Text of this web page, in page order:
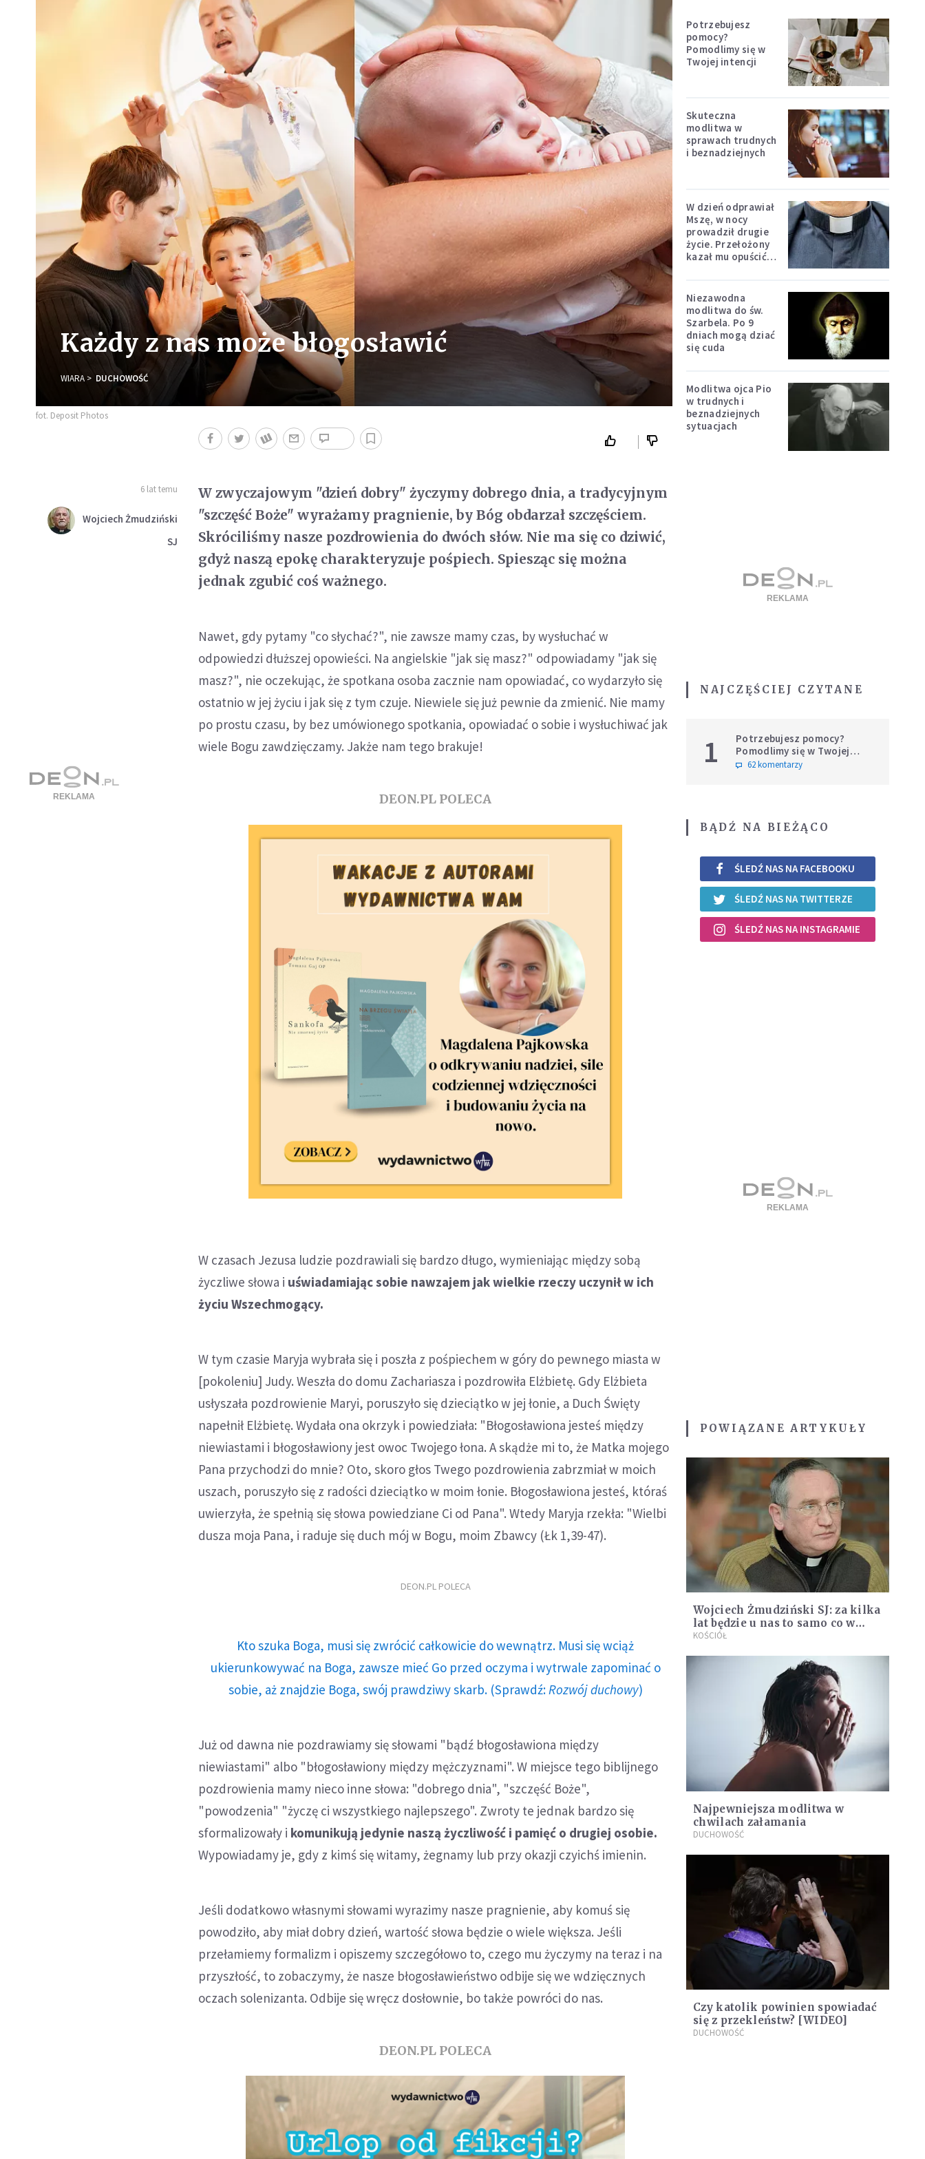
Każdy z nas może błogosławić
WIARA DUCHOWOŚĆ
fot. Deposit Photos
6 lat temu
Wojciech Żmudziński
SJ
W zwyczajowym "dzień dobry" życzymy dobrego dnia, a tradycyjnym
"szczęść Boże" wyrażamy pragnienie, by Bóg obdarzał szczęściem.
Skróciliśmy nasze pozdrowienia do dwóch słów. Nie ma się co dziwić,
gdyż naszą epokę charakteryzuje pośpiech. Spiesząc się można
jednak zgubić coś ważnego.
Nawet, gdy pytamy "co słychać?", nie zawsze mamy czas, by wysłuchać w
odpowiedzi dłuższej opowieści. Na angielskie "jak się masz?" odpowiadamy "jak się
masz?", nie oczekując, że spotkana osoba zacznie nam opowiadać, co wydarzyło się
ostatnio w jej życiu i jak się z tym czuje. Niewiele się już pewnie da zmienić. Nie mamy
po prostu czasu, by bez umówionego spotkania, opowiadać o sobie i wysłuchiwać jak
wiele Bogu zawdzięczamy. Jakże nam tego brakuje!
DEON.PL POLECA
W czasach Jezusa ludzie pozdrawiali się bardzo długo, wymieniając między sobą
życzliwe słowa i uświadamiając sobie nawzajem jak wielkie rzeczy uczynił w ich
życiu Wszechmogący.
W tym czasie Maryja wybrała się i poszła z pośpiechem w góry do pewnego miasta w
[pokoleniu] Judy. Weszła do domu Zachariasza i pozdrowiła Elżbietę. Gdy Elżbieta
usłyszała pozdrowienie Maryi, poruszyło się dzieciątko w jej łonie, a Duch Święty
napełnił Elżbietę. Wydała ona okrzyk i powiedziała: "Błogosławiona jesteś między
niewiastami i błogosławiony jest owoc Twojego łona. A skądże mi to, że Matka mojego
Pana przychodzi do mnie? Oto, skoro głos Twego pozdrowienia zabrzmiał w moich
uszach, poruszyło się z radości dzieciątko w moim łonie. Błogosławiona jesteś, któraś
uwierzyła, że spełnią się słowa powiedziane Ci od Pana". Wtedy Maryja rzekła: "Wielbi
dusza moja Pana, i raduje się duch mój w Bogu, moim Zbawcy (Łk 1,39-47).
DEON.PL POLECA
Kto szuka Boga, musi się zwrócić całkowicie do wewnątrz. Musi się wciąż
ukierunkowywać na Boga, zawsze mieć Go przed oczyma i wytrwale zapominać o
sobie, aż znajdzie Boga, swój prawdziwy skarb. (Sprawdź: Rozwój duchowy)
Już od dawna nie pozdrawiamy się słowami "bądź błogosławiona między
niewiastami" albo "błogosławiony między mężczyznami". W miejsce tego biblijnego
pozdrowienia mamy nieco inne słowa: "dobrego dnia", "szczęść Boże",
"powodzenia" "życzę ci wszystkiego najlepszego". Zwroty te jednak bardzo się
sformalizowały i komunikują jedynie naszą życzliwość i pamięć o drugiej osobie.
Wypowiadamy je, gdy z kimś się witamy, żegnamy lub przy okazji czyichś imienin.
Jeśli dodatkowo własnymi słowami wyrazimy nasze pragnienie, aby komuś się
powodziło, aby miał dobry dzień, wartość słowa będzie o wiele większa. Jeśli
przełamiemy formalizm i opiszemy szczegółowo to, czego mu życzymy na teraz i na
przyszłość, to zobaczymy, że nasze błogosławieństwo odbije się we wdzięcznych
oczach solenizanta. Odbije się wręcz dosłownie, bo także powróci do nas.
DEON.PL POLECA
Potrzebujesz
pomocy?
Pomodlimy się w
Twojej intencji
Skuteczna
modlitwa w
sprawach trudnych
i beznadziejnych
W dzień odprawiał
Mszę, w nocy
prowadził drugie
życie. Przełożony
kazał mu opuścić
Niezawodna
modlitwa do św.
Szarbela. Po 9
dniach mogą dziać
się cuda
Modlitwa ojca Pio
w trudnych i
beznadziejnych
sytuacjach
NAJCZĘŚCIEJ CZYTANE
1
Potrzebujesz pomocy?
Pomodlimy się w Twojej
intencji
62 komentarzy
BĄDŹ NA BIEŻĄCO
ŚLEDŹ NAS NA FACEBOOKU
ŚLEDŹ NAS NA TWITTERZE
ŚLEDŹ NAS NA INSTAGRAMIE
POWIĄZANE ARTYKUŁY
Wojciech Żmudziński SJ: za kilka
lat będzie u nas to samo co w
Syrii
KOŚCIÓŁ
Najpewniejsza modlitwa w
chwilach załamania
DUCHOWOŚĆ
Czy katolik powinien spowiadać
się z przekleństw? [WIDEO]
DUCHOWOŚĆ